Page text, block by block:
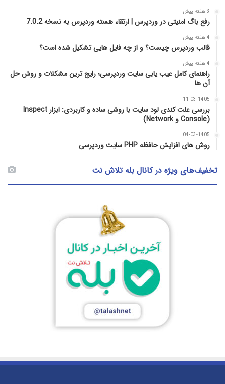
3 هفته پیش
رفع باگ امنیتی در وردپرس | ارتقاء هسته وردپرس به نسخه 7.0.2
4 هفته پیش
قالب وردپرس چیست؟ و از چه فایل­ هایی تشکیل شده است؟
4 هفته پیش
راهنمای کامل عیب‌ یابی سایت وردپرسی؛ رایج‌ ترین مشکلات و روش حل
آن‌ ها
11-03-1405
بررسی علت کندی لود سایت با روشی ساده و کاربردی: ابزار Inspect
(Console و Network)
04-03-1405
روش‌ های افزایش حافظه PHP سایت وردپرسی
تخفیف‌های ویژه در کانال بله تلاش نت